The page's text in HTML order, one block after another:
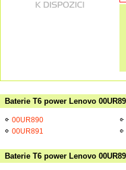
Baterie T6 power Lenovo
00UR890
00UR891
Baterie T6 power Lenovo